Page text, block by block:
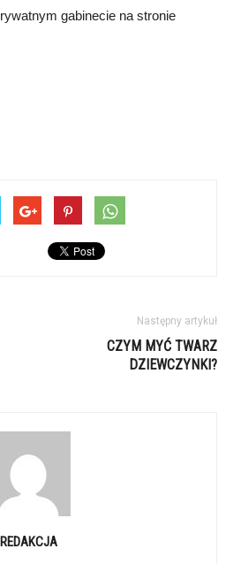
gabinecie na stronie
Następny artykuł
CZYM MYĆ TWARZ
DZIEWCZYNKI?
REDAKCJA